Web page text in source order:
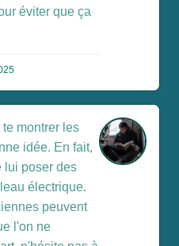
éviter que ça
montrer les
idée. En fait,
lui poser des
électrique.
peuvent
l'on ne